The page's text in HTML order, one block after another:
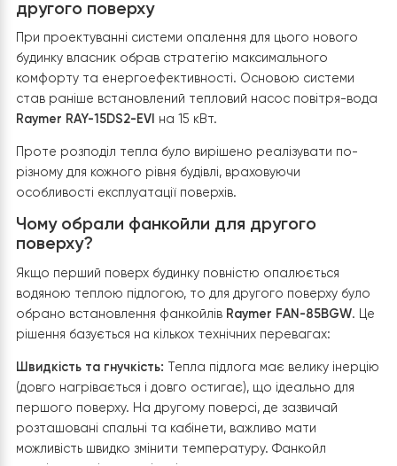
Фанкойли Raymer як ідеальне рішення
другого поверху
При проектуванні системи опалення для цього нового
будинку власник обрав стратегію максимального
комфорту та енергоефективності. Основою системи
Raymer RAY-15DS2-EVI на 15 кВт.
Проте розподіл тепла було вирішено реалізувати по-
різному для кожного рівня будівлі, враховуючи
особливості експлуатації поверхів.
поверху?
Якщо перший поверх будинку повністю опалюється
водяною теплою підлогою, то для другого поверху
обрано встановлення фанкойлівRaymer FAN-85BGW